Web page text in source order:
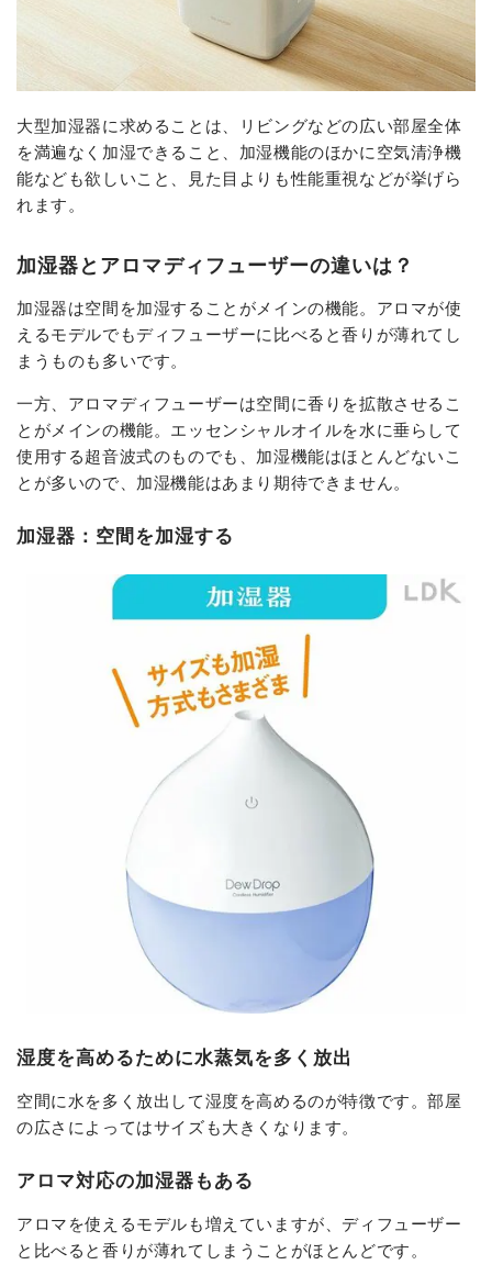
大型加湿器に求めることは、リビングなどの広い部屋全体
を満遍なく加湿できること、加湿機能のほかに空気清浄機
能なども欲しいこと、見た目よりも性能重視などが挙げら
れます。
加湿器とアロマディフューザーの違いは？
加湿器は空間を加湿することがメインの機能。アロマが使
えるモデルでもディフューザーに比べると香りが薄れてし
まうものも多いです。
一方、アロマディフューザーは空間に香りを拡散させるこ
とがメインの機能。エッセンシャルオイルを水に垂らして
使用する超音波式のものでも、加湿機能はほとんどないこ
とが多いので、加湿機能はあまり期待できません。
加湿器：空間を加湿する
湿度を高めるために水蒸気を多く放出
空間に水を多く放出して湿度を高めるのが特徴です。部屋
の広さによってはサイズも大きくなります。
アロマ対応の加湿器もある
アロマを使えるモデルも増えていますが、ディフューザー
と比べると香りが薄れてしまうことがほとんどです。